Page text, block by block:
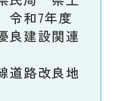
令和7年度
良建設関連
道路改良地